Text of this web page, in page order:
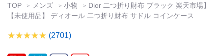
TOP メンズ 小物
Dior 二つ折り財布 ブラック 楽天市場】
【未使用品】 ディオール 二つ折り財布 サドル コインケース
(2701)